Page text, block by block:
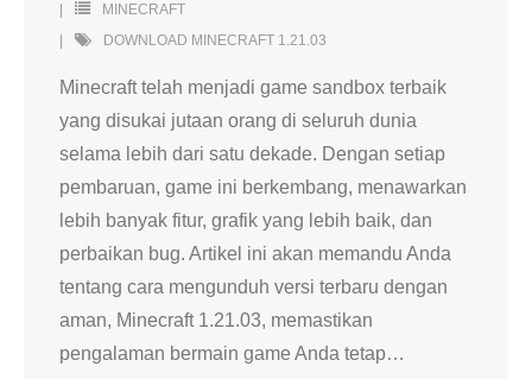
MINECRAFT
DOWNLOAD MINECRAFT 1.21.03
Minecraft telah menjadi game sandbox terbaik
yang disukai jutaan orang di seluruh dunia
selama lebih dari satu dekade. Dengan setiap
pembaruan, game ini berkembang, menawarkan
lebih banyak fitur, grafik yang lebih baik, dan
perbaikan bug. Artikel ini akan memandu Anda
tentang cara mengunduh versi terbaru dengan
aman, Minecraft 1.21.03, memastikan
pengalaman bermain game Anda tetap…